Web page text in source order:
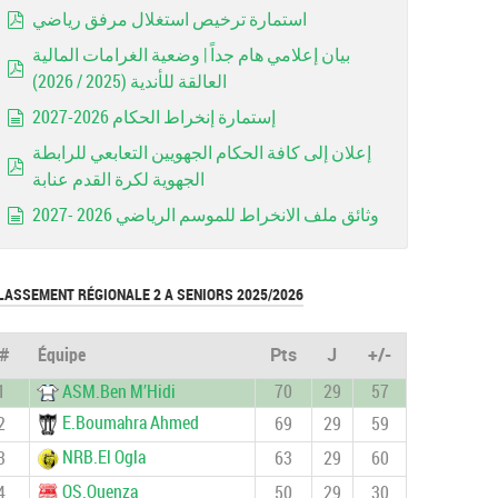
استمارة ترخيص استغلال مرفق رياضي
pdf
بيان إعلامي هام جداً | وضعية الغرامات المالية
العالقة للأندية (2025 / 2026)
إستمارة إنخراط الحكام 2026-2027
pdf
إعلان إلى كافة الحكام الجهويين التعابعي للرابطة
الجهوية لكرة القدم عنابة
وثائق ملف الانخراط للموسم الرياضي 2026 -2027
RÉGIONALE 2 A SENIORS 2025/2026
# Équipe Pts J
+/-
ASM.Ben M’Hidi 70 29
57
E.Boumahra Ahmed 69 29
59
NRB.El Ogla 63 29
60
OS.Ouenza 50 29 30